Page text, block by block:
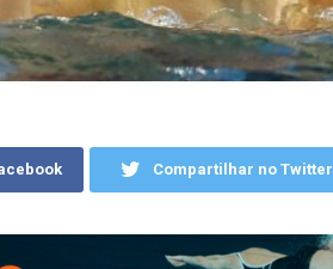
Compartilhar no Twitter